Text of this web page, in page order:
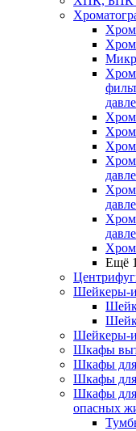
Ещё 1
Шейкеры-
Шейкеры-
Шкафы
Шкафы для
Шкафы для
Шкафы
опасных